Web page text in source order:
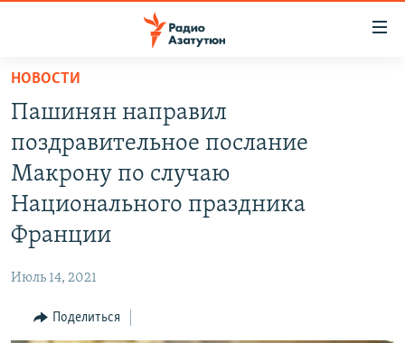
Перейти
основному
содержанию
Перейти
основной
навигации
Перейти
ПОЛИТИКА
ОБЩЕСТВО
ЭКОНОМИКА
КУЛЬТУРА
НОВОСТИ
Пашинян направил
поздравительное послание
Макрону по случаю
Национального праздника
Франции
Июль 14, 2021
Поделиться